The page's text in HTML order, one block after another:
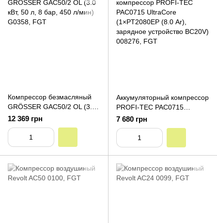
Компрессор безмасляный
GRÖSSER GAC50/2 OL (3.0
кВт, 50 л, 8 бар, 450 л/мин)
12 369 грн
Аккумуляторный компрессор
PROFI-TEC PAC0715
UltraCore (1×PT2080EP (8.0
Аr), зарядное устройство
BC20V)
7 680 грн